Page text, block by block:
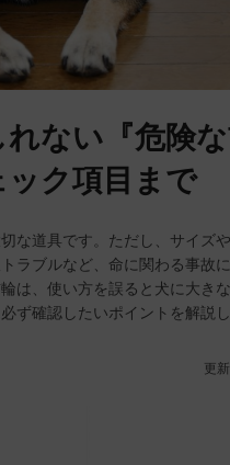
れない『危険
ク項目まで
な道具です。ただし、サイズ
ラブルなど、命に関わる事故
は、使い方を誤ると犬に大き
ず確認したいポイントを解説し
更